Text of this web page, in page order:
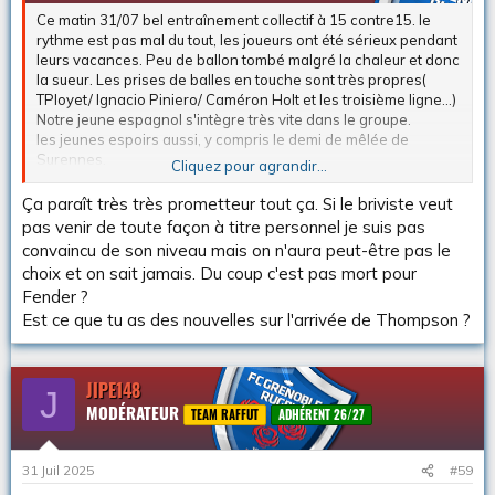
:
Ce matin 31/07 bel entraînement collectif à 15 contre15. le
rythme est pas mal du tout, les joueurs ont été sérieux pendant
leurs vacances. Peu de ballon tombé malgré la chaleur et donc
la sueur. Les prises de balles en touche sont très propres(
TPloyet/ Ignacio Piniero/ Caméron Holt et les troisième ligne...)
Notre jeune espagnol s'intègre très vite dans le groupe.
les jeunes espoirs aussi, y compris le demi de mêlée de
Surennes.
dans la rubrique des infos........la piste de J.Fender n'est pas
totalement close. Les tractations vont bon train.Le Président
est très actif dans ce dossier..(le sud af briviste Hansé Roux
peut être la pierre angulaire dans cette tractation..pas chaud
pour venir à Grenoble,( il ne sait pas se qu'il manque, entre
Grenoble et Brive il n'y a pas photo!!!!) mais peut-être se
sentirait-il mieux en pays anglophone.......qui sait.....affaire à
suivre....)
José,Gerchwing,Georgi Mamaiashvili vont rapidement revenir
dans le groupe...
Cliquez pour agrandir...
Ça paraît très très prometteur tout ça. Si le briviste veut
pas venir de toute façon à titre personnel je suis pas
convaincu de son niveau mais on n'aura peut-être pas le
choix et on sait jamais. Du coup c'est pas mort pour
Fender ?
Est ce que tu as des nouvelles sur l'arrivée de Thompson ?
J JIPE148
MODÉRATEUR TEAM RAFFUT ADHÉRENT 26/27
31 Juil 2025 #59